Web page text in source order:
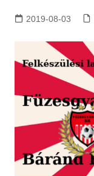
2019-08-03